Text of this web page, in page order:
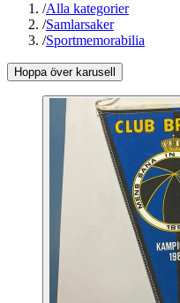
/Alla kategorier
/Samlarsaker
/Sportmemorabilia
Hoppa över karusell